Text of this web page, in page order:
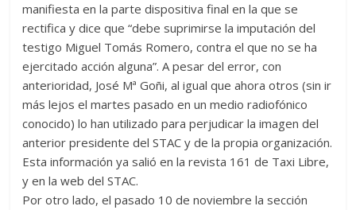
manifiesta en la parte dispositiva final en la que se
rectifica y dice que “debe suprimirse la imputación del
testigo Miguel Tomás Romero, contra el que no se ha
ejercitado acción alguna”. A pesar del error, con
anterioridad, José Mª Goñi, al igual que ahora otros (sin ir
más lejos el martes pasado en un medio radiofónico
conocido) lo han utilizado para perjudicar la imagen del
anterior presidente del STAC y de la propia organización.
Esta información ya salió en la revista 161 de Taxi Libre,
y en la web del STAC.
Por otro lado, el pasado 10 de noviembre la sección